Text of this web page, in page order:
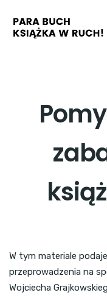
W tym materiale
przeprowadzenia na
Wojciecha